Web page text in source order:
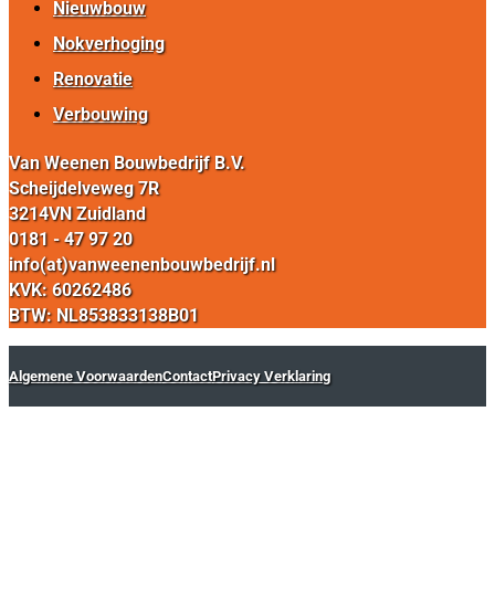
Nieuwbouw
Nokverhoging
Renovatie
Verbouwing
Van Weenen Bouwbedrijf B.V.
Scheijdelveweg 7R
3214VN Zuidland
0181 - 47 97 20
info(at)vanweenenbouwbedrijf.nl
KVK: 60262486
BTW: NL853833138B01
Algemene VoorwaardenContactPrivacy Verklaring